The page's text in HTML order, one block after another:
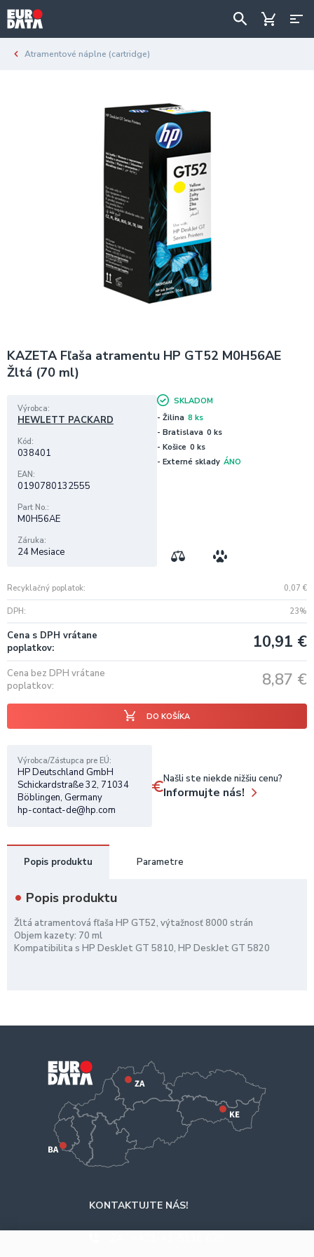
Atramentové náplne (cartridge)
KAZETA Fľaša atramentu HP GT52 M0H56AE
Žltá (70 ml)
Recyklačný poplatok 0,07 €
DPH 23%
Cena s DPH vrátane
poplatkov
10,91 €
Cena bez DPH vrátane
poplatkov
8,87 €
DO KOŠÍKA
Výrobca
HEWLETT PACKARD
Kód
038401
EAN
0190780132555
Part No.
M0H56AE
Záruka
24 Mesiace
SKLADOM
- Žilina 8 ks
- Bratislava 0 ks
- Košice 0 ks
- Externé sklady ÁNO
Výrobca/Zástupca pre EÚ
HP Deutschland GmbH
Schickardstraße 32, 71034
Böblingen, Germany
hp-contact-de@hp.com
Našli ste niekde nižšiu cenu?
Informujte nás!
Popis produktu Parametre
Popis produktu
Žltá atramentová fľaša HP GT52, výtažnosť 8000 strán
Objem kazety: 70 ml
Kompatibilita s HP DeskJet GT 5810, HP DeskJet GT 5820
KONTAKTUJTE NÁS!